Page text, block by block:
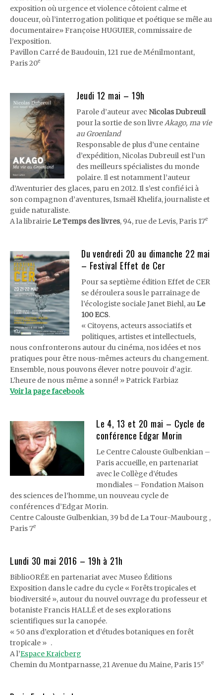
exposition où urgence et violence côtoient calme et
douceur, où l’interrogation politique et poétique se mêle au
documentaire» Françoise HUGUIER, commissaire de
l’exposition.
Pavillon Carré de Baudouin, 121 rue de Ménilmontant,
Paris 20e
Jeudi 12 mai – 19h
Parole d’auteur avec Nicolas Dubreuil
pour la sortie de son livreAkago, ma vie
au Groenland
Responsable de plus d’une centaine
d’expédition, Nicolas Dubreuil est l’un
des meilleurs spécialistes du monde
polaire. Il est notamment l’auteur
d’Aventurier des glaces, paru en 2012. Il s’est confié ici à
son compagnon d’aventures, Ismaël Khelifa, journaliste et
guide naturaliste.
A la librairieLe Temps des livres, 94, rue de Levis, Paris 17e
Du vendredi 20 au dimanche 22 mai
– Festival Effet de Cer
Pour sa septième édition Effet de CER
se déroulera sous le parrainage de
l’écologiste sociale Janet Biehl, auLe
100 ECS.
« Citoyens, acteurs associatifs et
politiques, artistes et intellectuels,
nous confronterons autour du cinéma, nos idées et nos
pratiques pour être nous-mêmes acteurs du changement.
Ensemble, nous pouvons élever notre pouvoir d’agir.
L’heure de nous même a sonné! » Patrick Farbiaz
Voir la page facebook
Le 4, 13 et 20 mai – Cycle de
conférence Edgar Morin
Le Centre Calouste Gulbenkian –
Paris accueille, en partenariat
avec le Collège d’études
mondiales – Fondation Maison
des sciences de l’homme, un nouveau cycle de
conférences d’Edgar Morin.
Centre Calouste Gulbenkian, 39 bd de La Tour-Maubourg ,
Paris 7e
Lundi 30 mai 2016 – 19h à 21h
BiblioORÉE en partenariat avec Museo Éditions
Exposition dans le cadre du cycle « Forêts tropicales et
biodiversité », autour du nouvel ouvrage du professeur et
botaniste Francis HALLÉ et de ses explorations
scientifiques sur la canopée.
« 50 ans d’exploration et d’études botaniques en forêt
tropicale » .
A l’Espace Krajcberg
Chemin du Montparnasse, 21 Avenue du Maine, Paris 15e